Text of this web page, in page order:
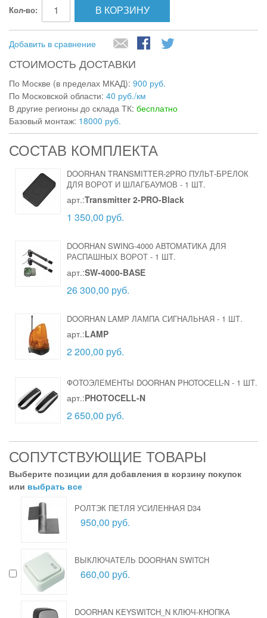
Кол-во: В КОРЗИНУ
Добавить в сравнение
СТОИМОСТЬ ДОСТАВКИ
По Москве (в пределах МКАД): 900 руб.
По Московской области: 40 руб./км
В другие регионы до склада ТК: бесплатно
Базовый монтаж: 18000 руб.
СОСТАВ КОМПЛЕКТА
DOORHAN TRANSMITTER-2PRO ПУЛЬТ-БРЕЛОК
ДЛЯ ВОРОТ И ШЛАГБАУМОВ - 1 ШТ.
арт.:Transmitter 2-PRO-Black
1 350,00 руб.
DOORHAN SWING-4000 АВТОМАТИКА ДЛЯ
РАСПАШНЫХ ВОРОТ - 1 ШТ.
арт.:SW-4000-BASE
26 300,00 руб.
DOORHAN LAMP ЛАМПА СИГНАЛЬНАЯ - 1 ШТ.
арт.:LAMP
2 200,00 руб.
ФОТОЭЛЕМЕНТЫ DOORHAN PHOTOCELL-N - 1 ШТ.
арт.:PHOTOCELL-N
2 650,00 руб.
СОПУТСТВУЮЩИЕ ТОВАРЫ
Выберите позиции для добавления в корзину покупок
или выбрать все
РОЛТЭК ПЕТЛЯ УСИЛЕННАЯ D34
950,00 руб.
ВЫКЛЮЧАТЕЛЬ DOORHAN SWITCH
660,00 руб.
DOORHAN KEYSWITCH_N КЛЮЧ-КНОПКА